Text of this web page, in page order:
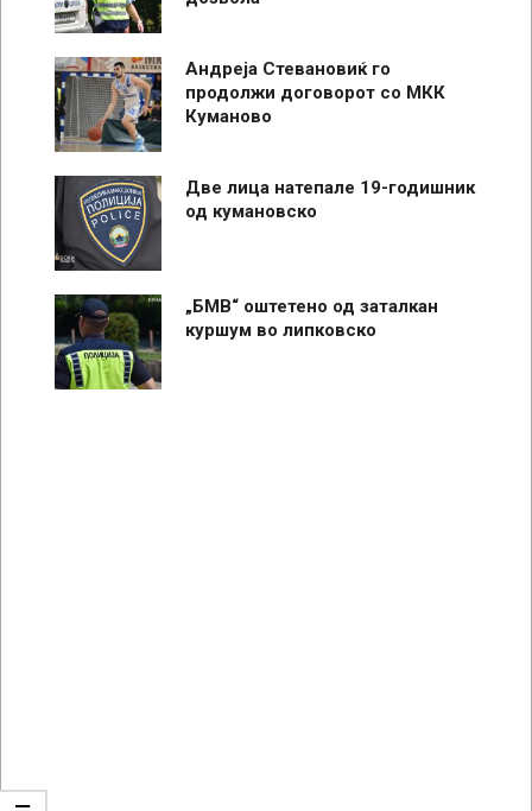
Андреја Стевановиќ го
продолжи договорот со МКК
Куманово
Две лица натепале 19-годишник
од кумановско
„БМВ“ оштетено од заталкан
куршум во липковско